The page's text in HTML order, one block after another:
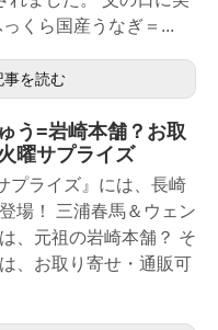
くら国産うなぎ＝...
事を読む
う=岩崎本舗？お取
曜サプライズ
プライズ』には、長崎
場！ 三浦春馬＆ウェン
、元祖の岩崎本舗？ そ
、お取り寄せ・通販可